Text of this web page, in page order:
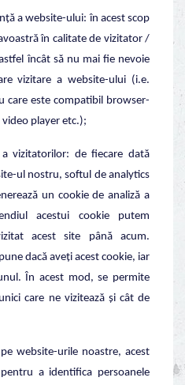
a website-ului: în acest scop
în calitate de vizitator /
încât să nu mai fie nevoie
vizitare a website-ului (i.e.
care este compatibil browser-
player etc.);
vizitatorilor: de fiecare dată
ul nostru, softul de analytics
un cookie de analiză a
acestui cookie putem
acest site până acum.
dacă aveți acest cookie, iar
În acest mod, se permite
care ne vizitează și cât de
website-urile noastre, acest
a identifica persoanele